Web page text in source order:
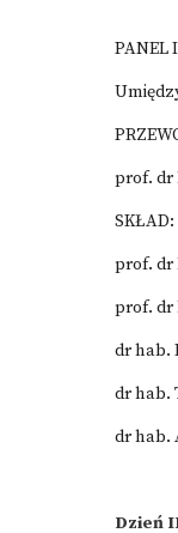
PANEL
prof. dr
SKŁAD:
prof. dr
prof. dr
dr hab.
dr hab.
dr hab.
Dzień